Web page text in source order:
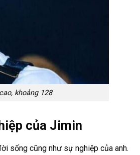
khoảng 128
của Jimin
sống cũng như sự nghiệp của anh.